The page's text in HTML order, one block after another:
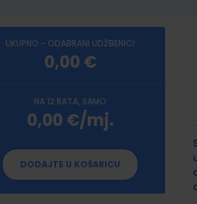
UKUPNO - ODABRANI UDŽBENICI
0,00 €
NA 12 RATA, SAMO
0,00 €/mj.
DODAJTE U KOŠARICU